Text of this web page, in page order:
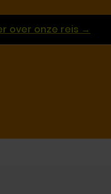
over onze reis →